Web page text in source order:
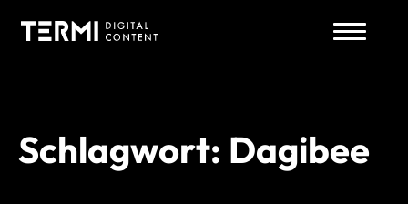
Zum
Inhalt
Schlagwort: Dagibee